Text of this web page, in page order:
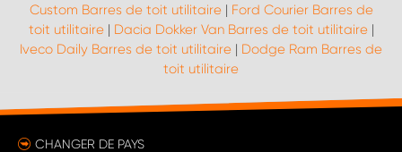
Custom Barres de toit utilitaire| Ford Courier Barres de
toit utilitaire| Dacia Dokker Van Barres de toit utilitaire|
Iveco Daily Barres de toit utilitaire | Dodge Ram Barres de
toit utilitaire
CHANGER DE PAYS